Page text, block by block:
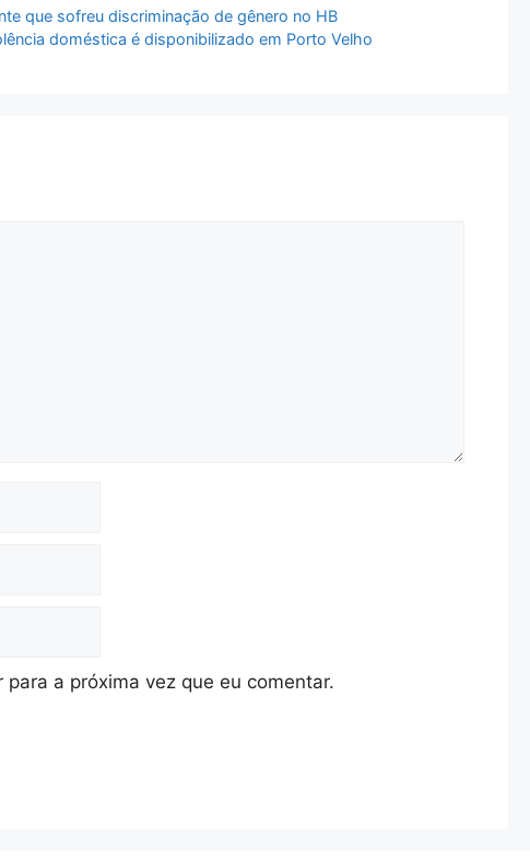
que sofreu discriminação de gênero no HB
doméstica é disponibilizado em Porto Velho
a próxima vez que eu comentar.